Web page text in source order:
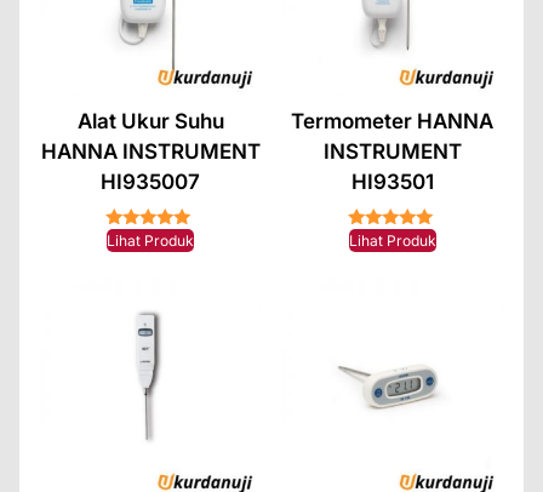
Alat Ukur Suhu
HANNA INSTRUMENT
HI935007
★★★★★
Lihat Produk
Termometer HANNA
INSTRUMENT
HI93501
★★★★★
Lihat Produk